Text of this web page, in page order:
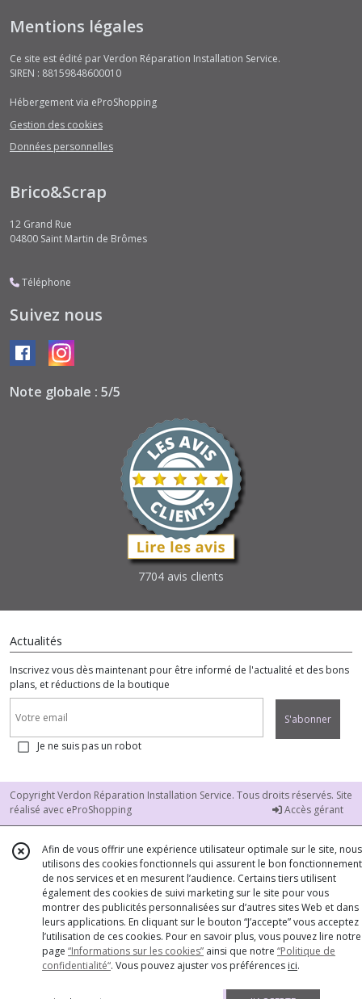
Mentions légales
Ce site est édité par Verdon Réparation Installation Service.
SIREN : 88159848600010
Hébergement via eProShopping
Gestion des cookies
Données personnelles
Brico&Scrap
12 Grand Rue
04800 Saint Martin de Brômes
Téléphone
Suivez nous
Note globale : 5/5
7704 avis clients
Actualités
Inscrivez vous dès maintenant pour être informé de l'actualité et des bons
plans, et réductions de la boutique
S'abonner
Je ne suis pas un robot
Copyright Verdon Réparation Installation Service. Tous droits réservés. Site
réalisé avec eProShopping Accès gérant
Afin de vous offrir une expérience utilisateur optimale sur le site, nous
utilisons des cookies fonctionnels qui assurent le bon fonctionnement
de nos services et en mesurent l’audience. Certains tiers utilisent
également des cookies de suivi marketing sur le site pour vous
montrer des publicités personnalisées sur d’autres sites Web et dans
leurs applications. En cliquant sur le bouton “J’accepte” vous acceptez
l’utilisation de ces cookies. Pour en savoir plus, vous pouvez lire notre
page “Informations sur les cookies” ainsi que notre “Politique de
confidentialité“. Vous pouvez ajuster vos préférences ici.